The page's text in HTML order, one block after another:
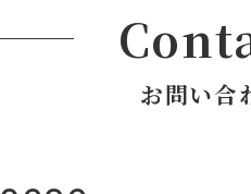
お問い合